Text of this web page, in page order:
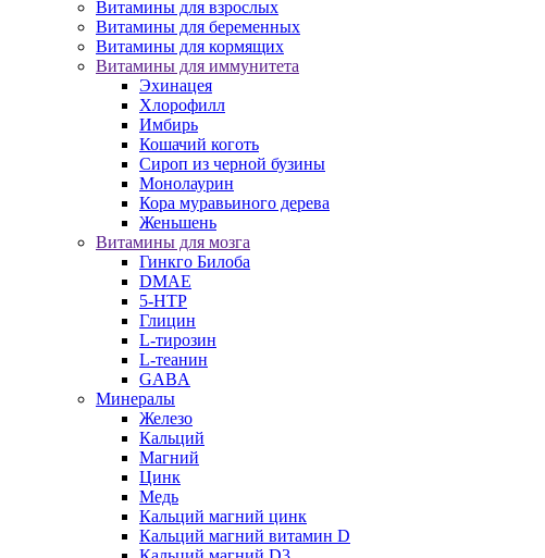
Витамины для взрослых
Витамины для беременных
Витамины для кормящих
Витамины для иммунитета
Эхинацея
Хлорофилл
Имбирь
Кошачий коготь
Сироп из черной бузины
Монолаурин
Кора муравьиного дерева
Женьшень
Витамины для мозга
Гинкго Билоба
DMAE
5-HTP
Глицин
L-тирозин
L-теанин
GABA
Минералы
Железо
Кальций
Магний
Цинк
Медь
Кальций магний цинк
Кальций магний витамин D